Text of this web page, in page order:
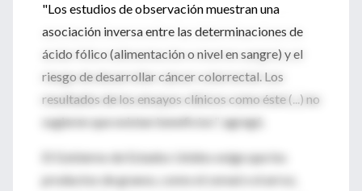
"Los estudios de observación muestran una
asociación inversa entre las determinaciones de
ácido fólico (alimentación o nivel en sangre) y el
riesgo de desarrollar cáncer colorrectal. Los
resultados de los ensayos clínicos como éste (...) no
sugieren que existan beneficios", agregó.
El Gobierno de Estados Unidos exige que los
productos de granos, como el cereal o el arroz,